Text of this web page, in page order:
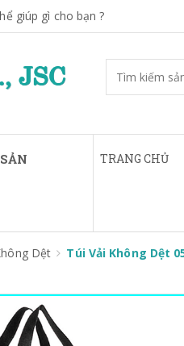
giúp gì cho bạn ?
TRANG CHỦ
Dệt Túi Vải Không Dệt